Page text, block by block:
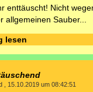
enttäuscht! Nicht
allgemeinen Sauber...
lesen
, 15.10.2019 um 08:42:51